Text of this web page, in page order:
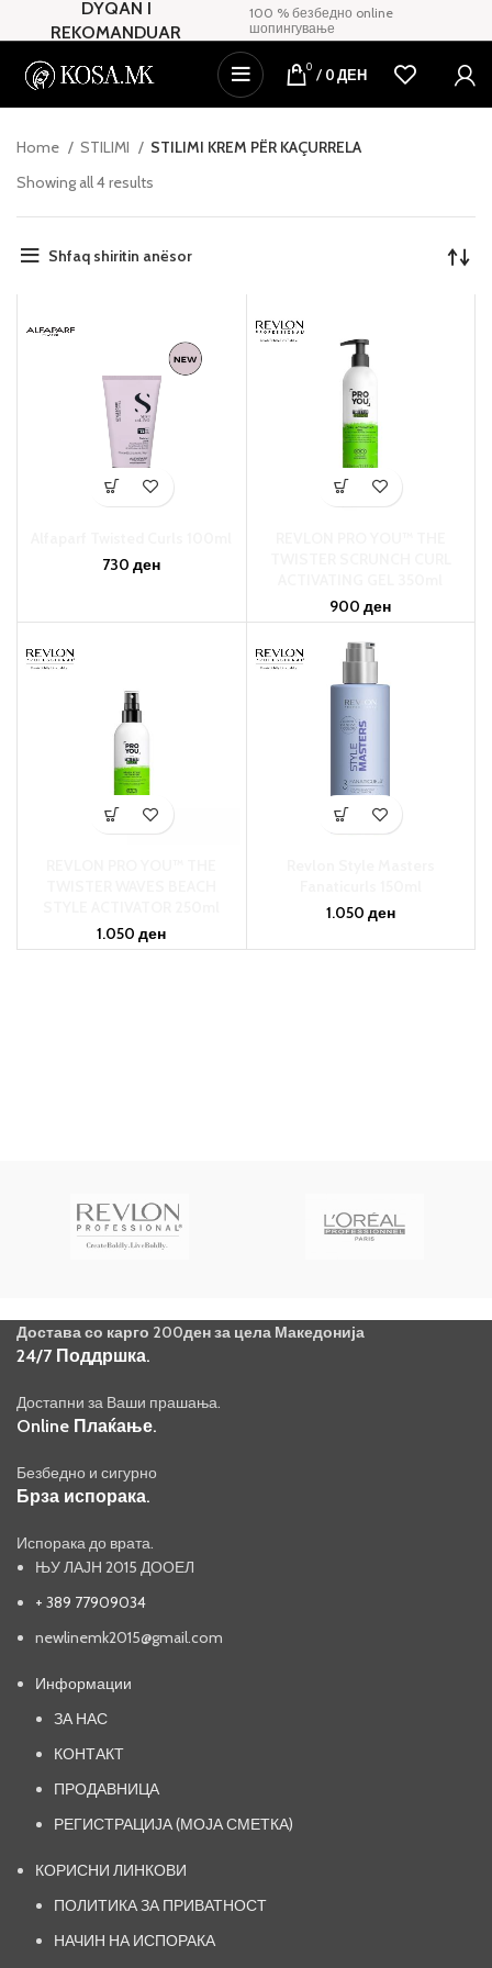
DYQAN I
REKOMANDUAR
100 % безбедно online
шопингување
0 / 0ДЕН
Home STILIMI
STILIMI KREM PËR KAÇURRELA
Showing all 4 results
Shfaq shiritin anësor
730ден
900ден
1.050ден
1.050 ден
Достава со карго 200ден за цела Македонија
24/7 Поддршка.
Достапни за Ваши прашања.
Online Плаќање.
Безбедно и сигурно
Брза испорака.
Испорака до врата.
ЊУ ЛАЈН 2015 ДООЕЛ
+ 389 77909034
newlinemk2015@gmail.com
Информации
ЗА НАС
КОНТАКТ
ПРОДАВНИЦА
РЕГИСТРАЦИЈА (МОЈА СМЕТКА)
КОРИСНИ ЛИНКОВИ
ПОЛИТИКА ЗА ПРИВАТНОСТ
НАЧИН НА ИСПОРАКА